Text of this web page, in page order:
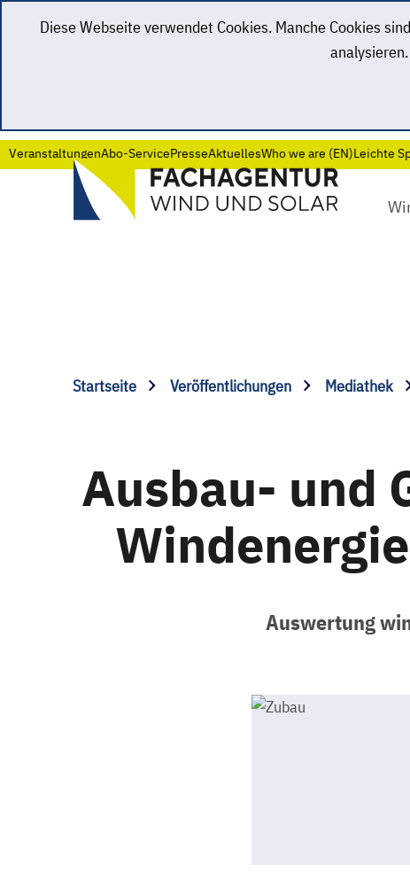
Diese Webseite verwendet Cookies. Manche Cookies
VeranstaltungenAbo-ServicePresseAktuellesWho we are (EN)Leichte
Startseite Veröffentlichungen Mediathek
Ausbau- und
Auswertung